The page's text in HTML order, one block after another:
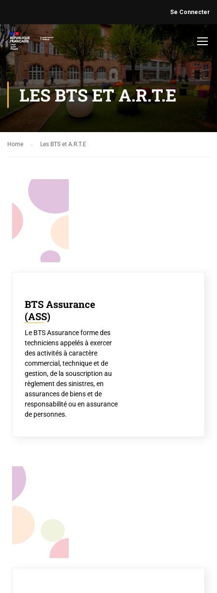
Se Connecter
LES BTS ET A.R.T.E
Home Les BTS et A.R.T.E
BTS Assurance
(ASS)
Le BTS Assurance forme des
techniciens appelés à exercer
des activités à caractère
commercial, technique et de
gestion, de la souscription au
règlement des sinistres, en
assurances de biens et de
responsabilité ou en assurance
de personnes.